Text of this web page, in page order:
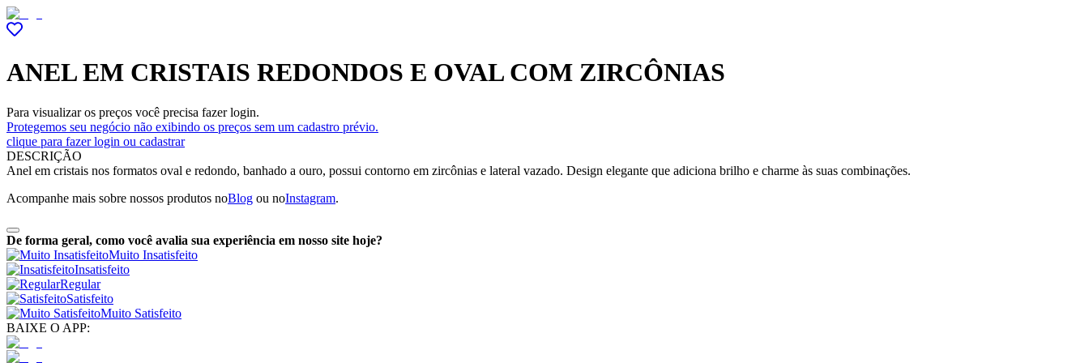
ANEL EM CRISTAIS REDONDOS E OVAL COM ZIRCÔNIAS
Para visualizar os preços você precisa fazer login.
Protegemos seu negócio não exibindo os preços sem um cadastro prévio.
clique para fazer login ou cadastrar
DESCRIÇÃO
Anel em cristais nos formatos oval e redondo, banhado a ouro, possui contorno em zircônias e lateral vazado. Design elegante que adiciona brilho e charme às suas combinações.
Acompanhe mais sobre nossos produtos noBlog ou noInstagram.
De forma geral, como você avalia sua experiência em nosso site hoje?
Muito Insatisfeito
Insatisfeito
Regular
Satisfeito
Muito Satisfeito
BAIXE O APP: